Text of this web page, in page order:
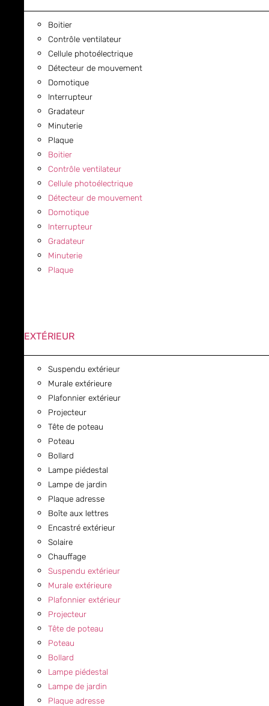
Boitier
Contrôle ventilateur
Cellule photoélectrique
Détecteur de mouvement
Domotique
Interrupteur
Gradateur
Minuterie
Plaque
Boitier
Contrôle ventilateur
Cellule photoélectrique
Détecteur de mouvement
Domotique
Interrupteur
Gradateur
Minuterie
Plaque
EXTÉRIEUR
Suspendu extérieur
Murale extérieure
Plafonnier extérieur
Projecteur
Tête de poteau
Poteau
Bollard
Lampe piédestal
Lampe de jardin
Plaque adresse
Boîte aux lettres
Encastré extérieur
Solaire
Chauffage
Suspendu extérieur
Murale extérieure
Plafonnier extérieur
Projecteur
Tête de poteau
Poteau
Bollard
Lampe piédestal
Lampe de jardin
Plaque adresse